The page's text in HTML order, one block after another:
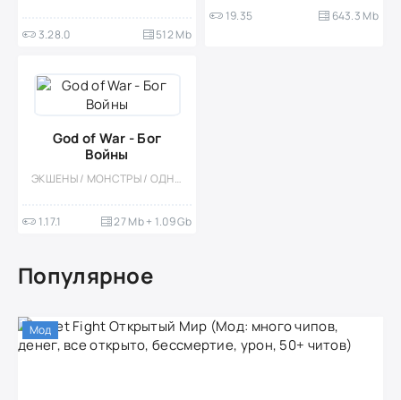
3.28.0 512 Mb
19.35 643.3 Mb
God of War - Бог
Войны
ЭКШЕНЫ / МОНСТРЫ / ОДНОПОЛЬЗОВАТЕЛЬСКИЕ / ОФЛАЙН / ПОРТЫ / 3D / ПРИКЛЮЧЕНИЕ
1.17.1 27 Mb + 1.09 Gb
Популярное
Мод